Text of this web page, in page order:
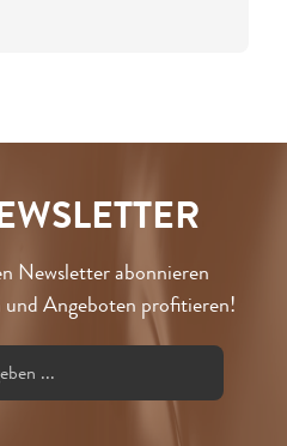
Newsletter abonnieren
Angeboten profitieren!